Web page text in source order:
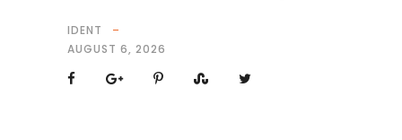
IDENT
AUGUST 6, 2026